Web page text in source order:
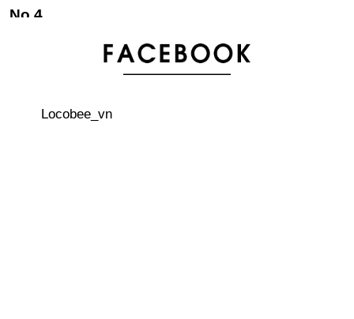
Khám phá ngôi đền dưới nước Honpuku-ji ở đảo Awaji
Locobee_vn